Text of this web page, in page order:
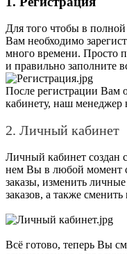
Для того чтобы в
Вам необходимо
много времени. Просто
и правильно заполните
После регистрации Вам
кабинету, наш
2. Личный кабинет
Личный кабинет создан
нем Вы в любой момент
заказы, изменить
заказов, а также
Всё готово, теперь Вы